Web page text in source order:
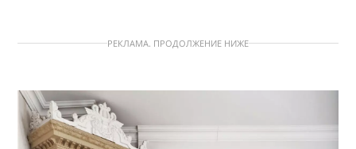
РЕКЛАМА. ПРОДОЛЖЕНИЕ НИЖЕ